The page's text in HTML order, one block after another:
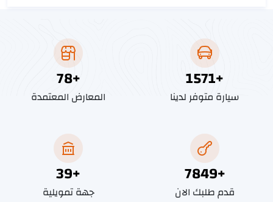
1786+
سيارة متوفر لدينا
89+
المعارض المعتمدة
8925+
قدم طلبك الان
45+
جهة تمويلية